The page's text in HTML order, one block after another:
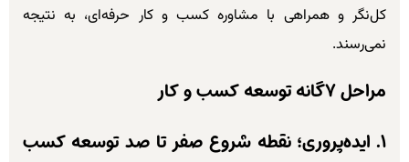
کل‌نگر و همراهی با مشاوره کسب و کار حرفه‌ای، به نتیجه
نمی‌رسند.
مراحل ۷گانه توسعه کسب و کار
۱. ایده‌پروری؛ نقطه شروع صفر تا صد توسعه کسب